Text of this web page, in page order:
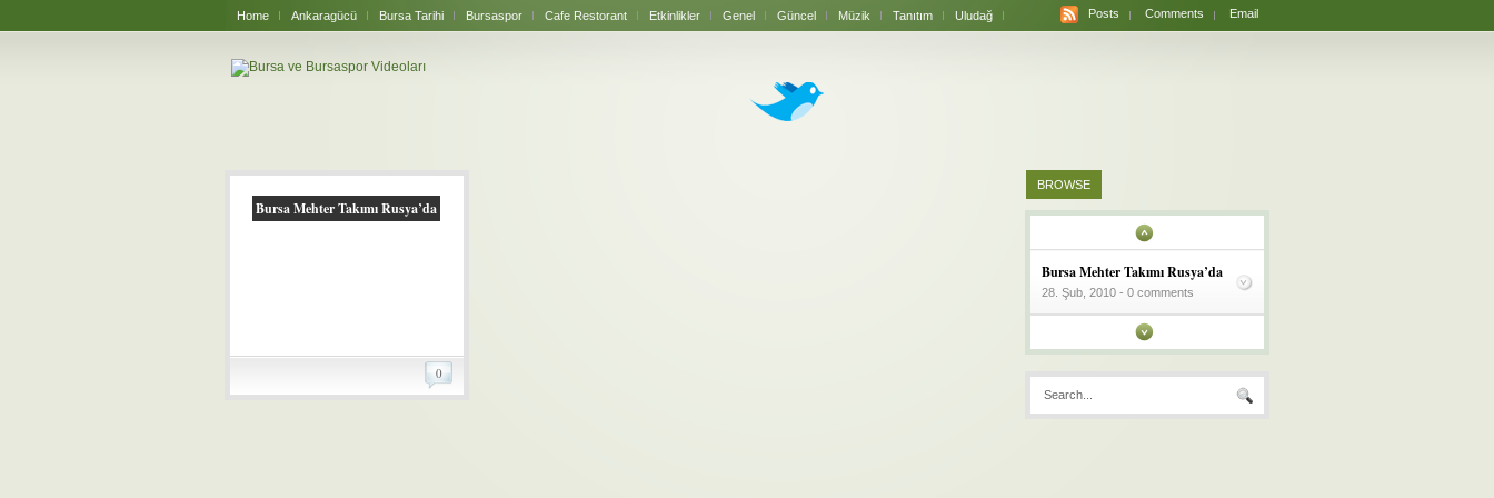
Home Ankaragücü Bursa Tarihi Bursaspor Cafe Restorant Etkinlikler Genel Güncel Müzik Tanıtım Uludağ Posts Comments Email
Bursa Mehter Takımı Rusya’da
0
BROWSE
Bursa Mehter Takımı Rusya’da
28. Şub, 2010 - 0 comments